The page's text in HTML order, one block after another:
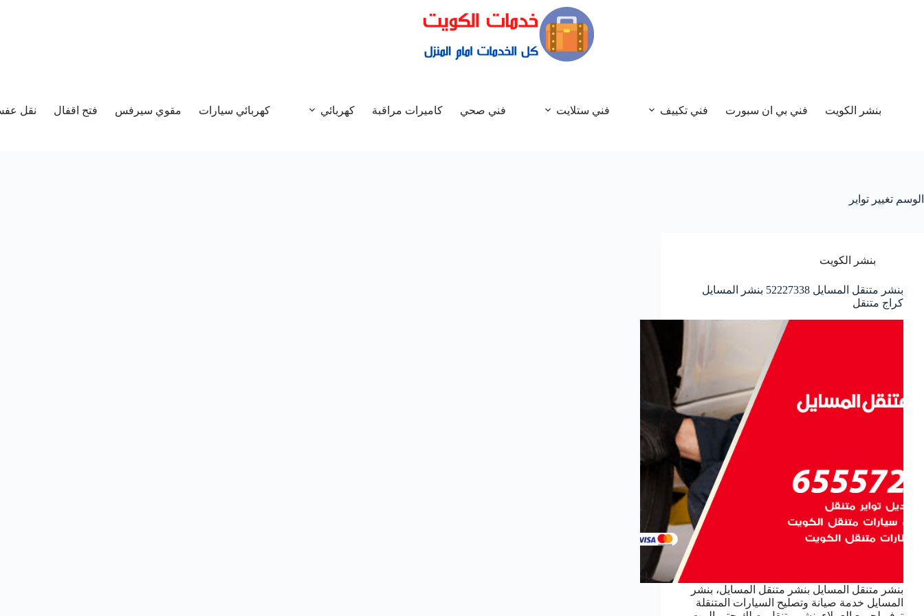
بنشر الكويت فني بي ان سبورت فني تكييف فني ستلايت فني صحي كاميرات مراقبة كهربائي كهربائي سيارات مقوي سيرفس فتح اقفال نقل
الوسم تغيير تواير
بنشر الكويت
بنشر متنقل المسايل 52227338 بنشر المسايل
كراج متنقل
بنشر متنقل المسايل بنشر متنقل المسايل، بنشر
المسايل خدمة صيانة وتصليح السيارات المتنقلة